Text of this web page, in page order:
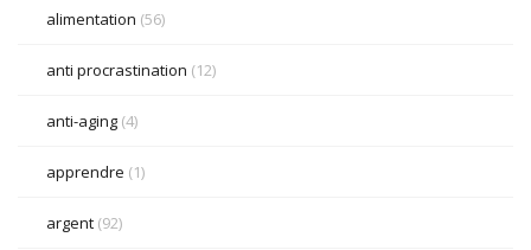
alimentation (56)
anti procrastination (12)
anti-aging (4)
apprendre (1)
argent (92)